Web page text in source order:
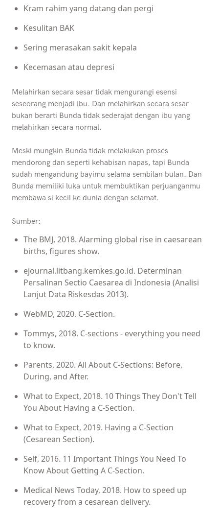
Kram rahim yang datang dan pergi
Kesulitan BAK
Sering merasakan sakit kepala
Kecemasan atau depresi
Melahirkan secara sesar tidak mengurangi esensi
seseorang menjadi ibu. Dan melahirkan secara sesar
bukan berarti Bunda tidak sederajat dengan ibu yang
melahirkan secara normal.
Meski mungkin Bunda tidak melakukan proses
mendorong dan seperti kehabisan napas, tapi Bunda
sudah mengandung bayimu selama sembilan bulan. Dan
Bunda memiliki luka untuk membuktikan perjuanganmu
membawa si kecil ke dunia dengan selamat.
Sumber:
The BMJ, 2018. Alarming global rise in caesarean
births, figures show.
ejournal.litbang.kemkes.go.id. Determinan
Persalinan Sectio Caesarea di Indonesia (Analisi
Lanjut Data Riskesdas 2013).
WebMD, 2020. C-Section.
Tommys, 2018. C-sections - everything you need
to know.
Parents, 2020. All About C-Sections: Before,
During, and After.
What to Expect, 2018. 10 Things They Don't Tell
You About Having a C-Section.
What to Expect, 2019. Having a C-Section
(Cesarean Section).
Self, 2016. 11 Important Things You Need To
Know About Getting A C-Section.
Medical News Today, 2018. How to speed up
recovery from a cesarean delivery.